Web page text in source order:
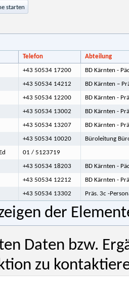
starten
Telefon Abteilung
+43 50534 17200 BD Kärnten -
+43 50534 14212 BD Kärnten –
+43 50534 12200 BD Kärnten -
+43 50534 13002 BD Kärnten -
+43 50534 13207 BD Kärnten -
+43 50534 10020 Büroleitung
01 / 5123719
+43 50534 18203 BD Kärnten -
+43 50534 12212 BD Kärnten -
+43 50534 13302 Präs. 3c -
der
Daten bzw.
zu